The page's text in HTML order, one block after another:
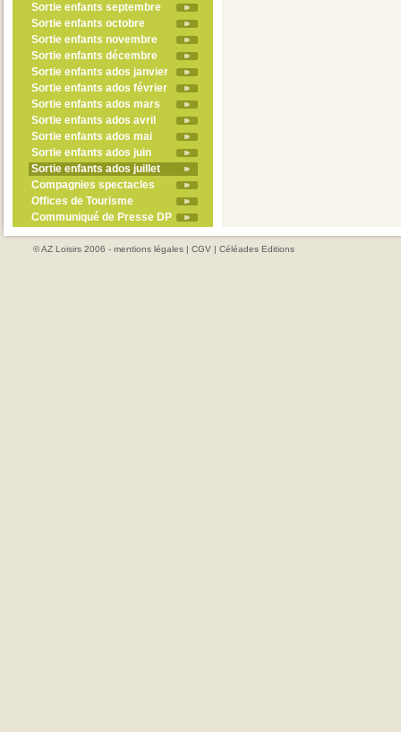
Sortie enfants septembre
Sortie enfants octobre
Sortie enfants novembre
Sortie enfants décembre
Sortie enfants ados janvier
Sortie enfants ados février
Sortie enfants ados mars
Sortie enfants ados avril
Sortie enfants ados mai
Sortie enfants ados juin
Sortie enfants ados juillet
Compagnies spectacles
Offices de Tourisme
Communiqué de Presse DP
© AZ Loisirs 2006 - mentions légales | CGV | Céléades Editions